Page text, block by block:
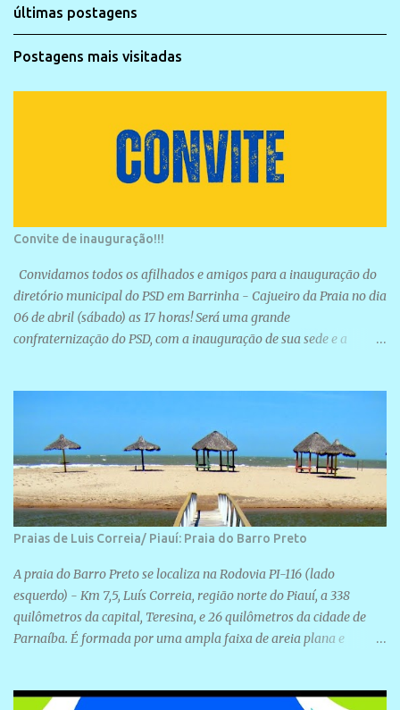
últimas postagens
Postagens mais visitadas
Convite de inauguração!!!
Convidamos todos os afilhados e amigos para a inauguração do
diretório municipal do PSD em Barrinha - Cajueiro da Praia no dia
06 de abril (sábado) as 17 horas! Será uma grande
confraternização do PSD, com a inauguração de sua sede e a
Praias de Luis Correia/ Piauí: Praia do Barro Preto
A praia do Barro Preto se localiza na Rodovia PI-116 (lado
esquerdo) - Km 7,5, Luís Correia, região norte do Piauí, a 338
quilômetros da capital, Teresina, e 26 quilômetros da cidade de
Parnaíba. É formada por uma ampla faixa de areia plana e
devido ao extensivo molhe de pedras que não chegam a 2 metros